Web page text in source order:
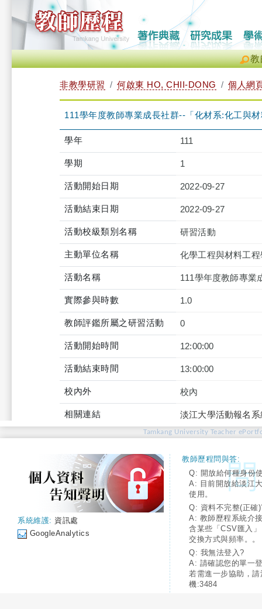
教
非教學研習 何啟東 HO, CHII-DONG 個人網
111學年度教師專業成長社群--「化材系:化工與
學年 111
學期 1
活動開始日期 2022-09-27
活動結束日期 2022-09-27
活動校級類別名稱 研習活動
主動單位名稱 化學工程與材料工程
活動名稱 111學年度教師專業
實際參與時數 1.0
教師評鑑所屬之研習活動 0
活動開始時間 12:00:00
活動結束時間 13:00:00
校內外 校內
相關連結 淡江大學活動報名
Tamkang University Teacher
系統維護: 資訊處
GoogleAnalytics
教師歷程問與答:
Q: 開放給何種身份
A: 目前開放給淡江
使用。
Q: 資料不完整(正確
A: 教師歷程系統介
含某些「CSV匯入
交換方式與頻率。。
Q: 我無法登入?
A: 請確認您的單一
若需進一步協助，
機:3484